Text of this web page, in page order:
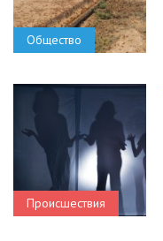
Общество
Происшествия